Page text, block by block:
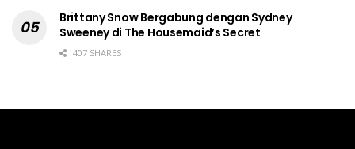
Brittany Snow Bergabung dengan Sydney
Sweeney di The Housemaid’s Secret
407 SHARES